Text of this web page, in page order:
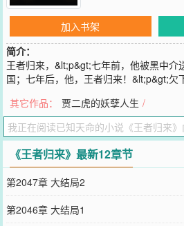
加入书架
简介：
王者归来，&lt;p&gt;七年前，他被黑中介
国；七年后，他，王者归来！&lt;p&gt;欠
您要是觉得《王者归来》还不错的话请不
里的朋友推荐哦！
其它作品： 贾二虎的妖孽人生 /
《王者归来》最新12章节
第2047章 大结局2
第2046章 大结局1